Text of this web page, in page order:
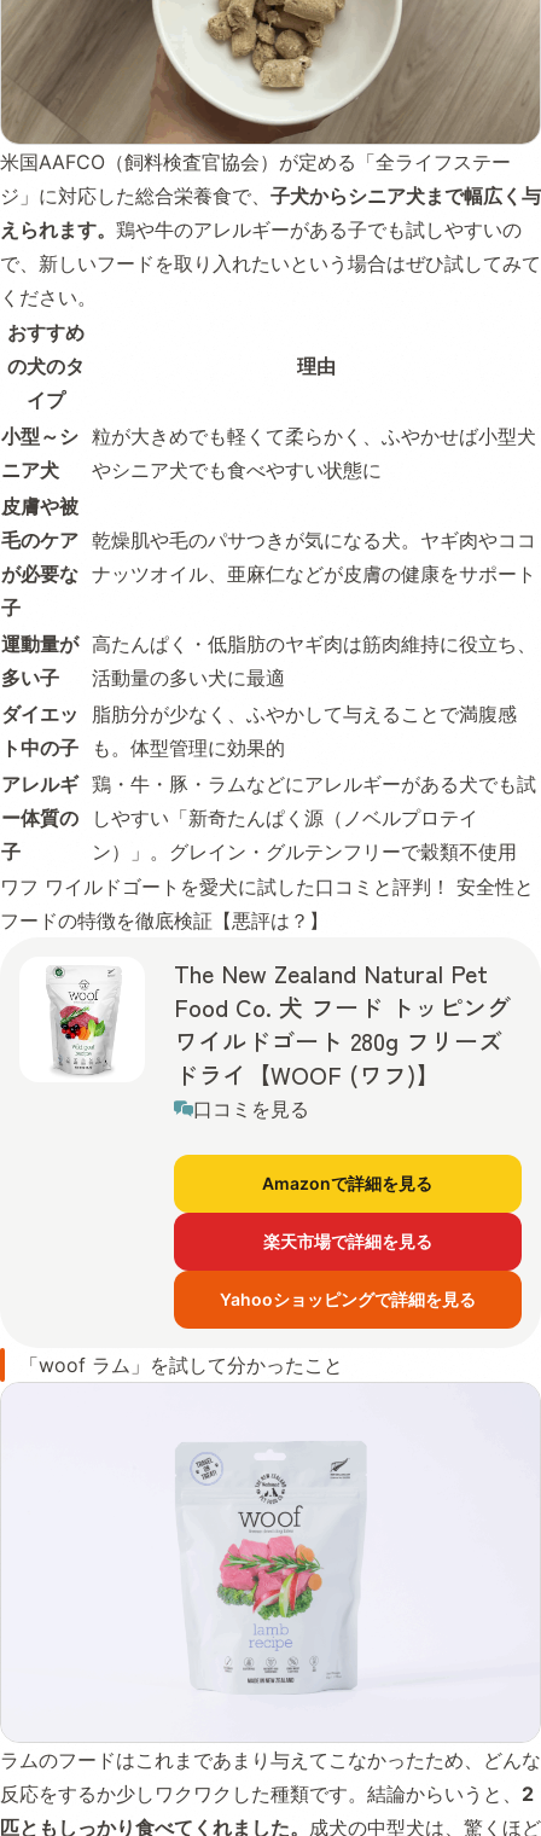
米国AAFCO（飼料検査官協会）が定める「全ライフステー
ジ」に対応した総合栄養食で、 子犬からシニア犬まで幅広く与
えられます。 鶏や牛のアレルギーがある子でも試しやすいの
で、新しいフードを取り入れたいという場合はぜひ試してみて
ください。
おすすめ
の犬のタ
イプ
理由
小型～シ
ニア犬
粒が大きめでも軽くて柔らかく、ふやかせば小型犬
やシニア犬でも食べやすい状態に
皮膚や被
毛のケア
が必要な
子
乾燥肌や毛のパサつきが気になる犬。ヤギ肉やココ
ナッツオイル、亜麻仁などが皮膚の健康をサポート
運動量が
多い子
高たんぱく・低脂肪のヤギ肉は筋肉維持に役立ち、
活動量の多い犬に最適
ダイエッ
ト中の子
脂肪分が少なく、ふやかして与えることで満腹感
も。体型管理に効果的
アレルギ
ー体質の
子
鶏・牛・豚・ラムなどにアレルギーがある犬でも試
しやすい「新奇たんぱく源（ノベルプロテイ
ン）」。グレイン・グルテンフリーで穀類不使用
ワフ ワイルドゴートを愛犬に試した口コミと評判！ 安全性と
フードの特徴を徹底検証【悪評は？】
The New Zealand Natural Pet
Food Co. 犬 フード トッピング
ワイルドゴート 280g フリーズ
ドライ【WOOF (ワフ)】
口コミを見る
Amazonで詳細を見る
楽天市場で詳細を見る
Yahooショッピングで詳細を見る
「woof ラム」を試して分かったこと
ラムのフードはこれまであまり与えてこなかったため、どんな
反応をするか少しワクワクした種類です。結論からいうと、 2
匹ともしっかり食べてくれました。 成犬の中型犬は、驚くほど